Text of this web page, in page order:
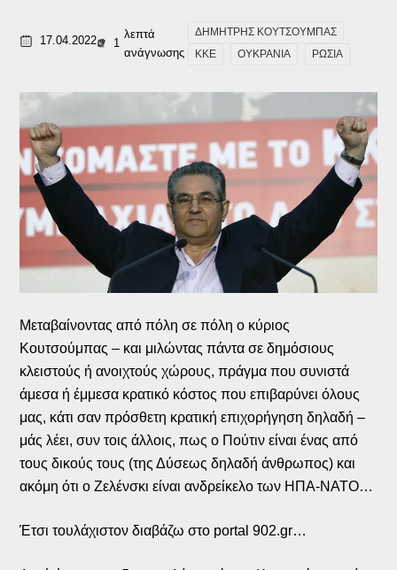
17.04.2022 1
λεπτά
ανάγνωσης
ΔΗΜΗΤΡΗΣ ΚΟΥΤΣΟΥΜΠΑΣ
ΚΚΕ
ΟΥΚΡΑΝΙΑ ΡΩΣΙΑ
Μεταβαίνοντας από πόλη σε πόλη ο κύριος
Κουτσούμπας – και μιλώντας πάντα σε δημόσιους
κλειστούς ή ανοιχτούς χώρους, πράγμα που συνιστά
άμεσα ή έμμεσα κρατικό κόστος που επιβαρύνει όλους
μας, κάτι σαν πρόσθετη κρατική επιχορήγηση δηλαδή –
μάς λέει, συν τοις άλλοις, πως ο Πούτιν είναι ένας από
τους δικούς τους (της Δύσεως δηλαδή άνθρωπος) και
ακόμη ότι ο Ζελένσκι είναι ανδρείκελο των ΗΠΑ-ΝΑΤΟ…
Έτσι τουλάχιστον διαβάζω στο portal 902.gr…